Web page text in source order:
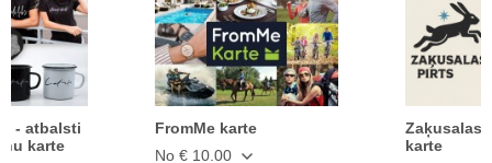
- atbalsti
karte
FromMe karte
No € 10.00
Zaķusalas
karte